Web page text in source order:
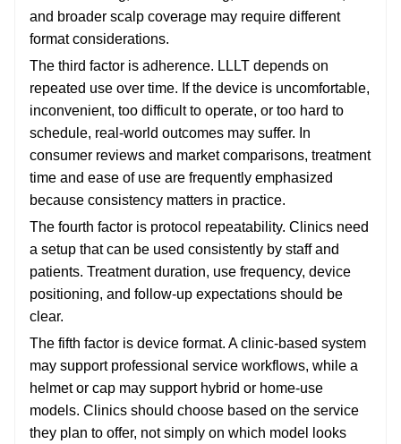
and broader scalp coverage may require different
format considerations.
The third factor is adherence. LLLT depends on
repeated use over time. If the device is uncomfortable,
inconvenient, too difficult to operate, or too hard to
schedule, real-world outcomes may suffer. In
consumer reviews and market comparisons, treatment
time and ease of use are frequently emphasized
because consistency matters in practice.
The fourth factor is protocol repeatability. Clinics need
a setup that can be used consistently by staff and
patients. Treatment duration, use frequency, device
positioning, and follow-up expectations should be
clear.
The fifth factor is device format. A clinic-based system
may support professional service workflows, while a
helmet or cap may support hybrid or home-use
models. Clinics should choose based on the service
they plan to offer, not simply on which model looks